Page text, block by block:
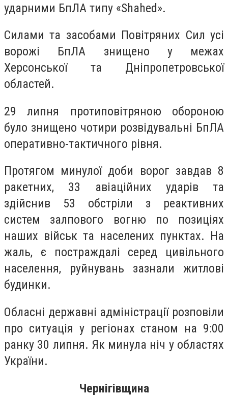
ударними БпЛА типу «Shahed».
Силами та засобами Повітряних Сил усі
ворожі БпЛА знищено у межах
Херсонської та Дніпропетровської
областей.
29 липня протиповітряною обороною
було знищено чотири розвідувальні БпЛА
оперативно-тактичного рівня.
Протягом минулої доби ворог завдав 8
ракетних, 33 авіаційних ударів та
здійснив 53 обстріли з реактивних
систем залпового вогню по позиціях
наших військ та населених пунктах. На
жаль, є постраждалі серед цивільного
населення, руйнувань зазнали житлові
будинки.
Обласні державні адміністрації розповіли
про ситуація у регіонах станом на 9:00
ранку 30 липня. Як минула ніч у областях
України.
Чернігівщина